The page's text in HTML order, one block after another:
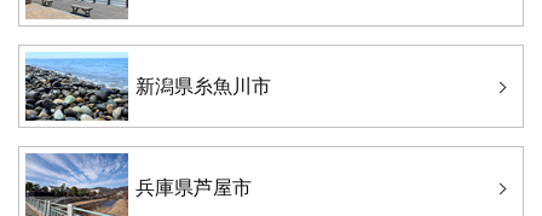
新潟県糸魚川市
兵庫県芦屋市